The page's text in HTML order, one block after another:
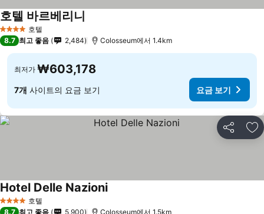
4 성급 호텔
호텔 바르베리니
8.7 최고 좋음 2,484 Colosseum에서 1.4km
최저가 ₩603,178
7개 사이트의 요금 보기 요금 보기
공유 즐
4 성급 호텔
Hotel Delle Nazioni
8.7 최고 좋음 5,900 Colosseum에서 1.5km